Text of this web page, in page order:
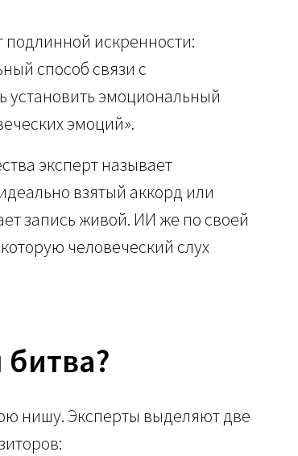
подлинной искренности:
способ связи с
установить эмоциональный
эмоций».
эксперт называет
взятый аккорд или
запись живой. ИИ же по своей
человеческий слух
битва?
нишу. Эксперты выделяют две